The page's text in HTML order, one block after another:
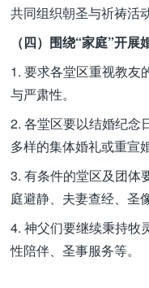
共同组织朝圣与祈祷活动
（四）围绕“家庭”开
1. 要求各堂区重视教友
与严肃性。
2. 各堂区要以结婚纪念
多样的集体婚礼或重宣
3. 有条件的堂区及团体
庭避静、夫妻查经、圣
4. 神父们要继续秉持牧
性陪伴、圣事服务等。